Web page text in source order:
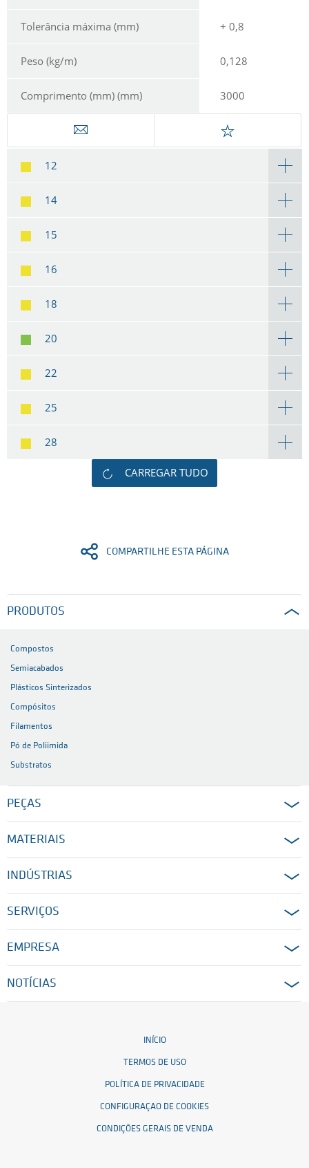
Tolerância máxima (mm) + 0,8
Peso (kg/m) 0,128
Comprimento (mm) (mm) 3000
12
14
15
16
18
20
22
25
28
CARREGAR TUDO
COMPARTILHE ESTA PÁGINA
PRODUTOS
Compostos
Semiacabados
Plásticos Sinterizados
Compósitos
Filamentos
Pó de Poliimida
Substratos
PEÇAS
MATERIAIS
INDÚSTRIAS
SERVIÇOS
EMPRESA
NOTÍCIAS
INÍCIO
TERMOS DE USO
POLÍTICA DE PRIVACIDADE
CONFIGURAÇAO DE COOKIES
CONDIÇÕES GERAIS DE VENDA